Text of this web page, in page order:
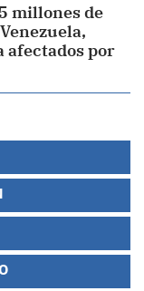
millones de
afectados por